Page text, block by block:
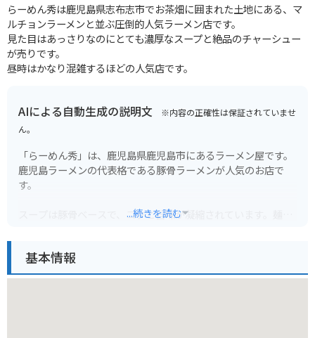
らーめん秀は鹿児島県志布志市でお茶畑に囲まれた土地にある、マ
ルチョンラーメンと並ぶ圧倒的人気ラーメン店です。
見た目はあっさりなのにとても濃厚なスープと絶品のチャーシュー
が売りです。
昼時はかなり混雑するほどの人気店です。
AIによる自動生成の説明文 ※内容の正確性は保証されていませ
ん。
「らーめん秀」は、鹿児島県鹿児島市にあるラーメン屋です。
鹿児島ラーメンの代表格である豚骨ラーメンが人気のお店で
す。
スープは豚骨ベースで、コクと旨味が凝縮されています。麺は
楽しめます。
...続きを読む
基本情報